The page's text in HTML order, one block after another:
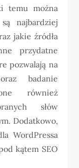
temu można
najbardziej
jakie źródła
przydatne
pozwalają na
badanie
również
słów
Dodatkowo,
WordPressa
kątem SEO